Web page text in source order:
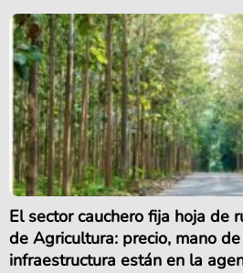
El sector cauchero fija hoja de
de Agricultura: precio, mano
infraestructura están en la